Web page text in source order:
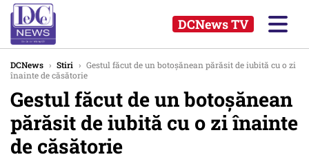
DCNews TV
DCNews › Stiri › Gestul făcut de un botoșănean părăsit de iubită cu o zi
înainte de căsătorie
Gestul făcut de un botoșănean
părăsit de iubită cu o zi înainte
de căsătorie